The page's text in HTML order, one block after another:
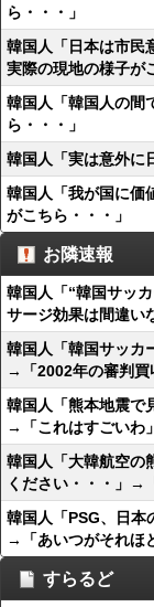
ら・・・」
韓国人「日本は市民
実際の現地の様子が
韓国人「韓国人の間
ら・・・」
韓国人「実は意外に
韓国人「我が国に価
がこちら・・・」
お隣速報
韓国人「“韓国サッ
サージ効果は間違い
韓国人「韓国サッカ
→「2002年の審判買
韓国人「熊本地震で
→「これはすごいわ
韓国人「大韓航空の
ください・・・」→
韓国人「PSG、日本
→「あいつがそれほ
すらるど